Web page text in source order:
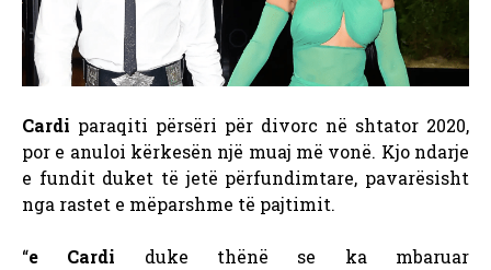
Cardi paraqiti përsëri për divorc në shtator 2020,
por e anuloi kërkesën një muaj më vonë. Kjo ndarje
e fundit duket të jetë përfundimtare, pavarësisht
nga rastet e mëparshme të pajtimit.
“e Cardi duke thënë se ka mbaruar